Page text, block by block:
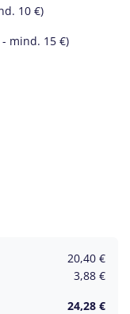
10 €)
mind. 15 €)
20,40 €
3,88 €
24,28 €